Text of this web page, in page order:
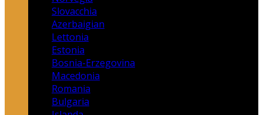
Slovacchia
Azerbaigian
Lettonia
Estonia
Bosnia-Erzegovina
Macedonia
Romania
Bulgaria